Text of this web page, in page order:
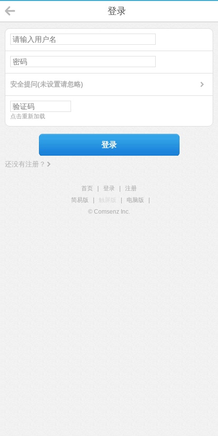
登录
安全提问(未设置请忽略)
点击重新加载
登录
还没有注册？
首页 登录
注册
简易版
触屏版 电脑版
© Comsenz Inc.